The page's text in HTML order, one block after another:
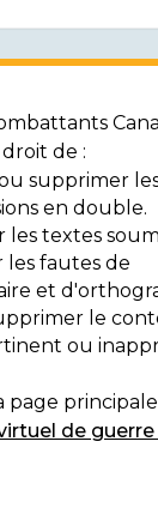
de :
supprimer
en double.
les textes
les fautes de
et
le
ou
page
de guerre